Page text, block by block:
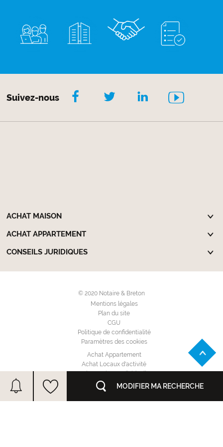
MODIFIER MA RECHERCHE
Suivez-nous
ACHAT MAISON
ACHAT APPARTEMENT
CONSEILS JURIDIQUES
© 2020 Notaire & Breton
Mentions légales
Plan du site
CGU
Politique de confidentialité
Paramètres des cookies
Achat Appartement
Achat Locaux d'activité
Achat Terrain à bâtir
Location Appartement
Location Garage - Parking